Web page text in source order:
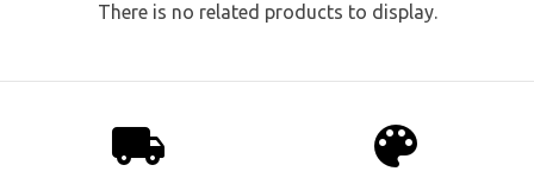
There is no related products to display.
local_shipping palette